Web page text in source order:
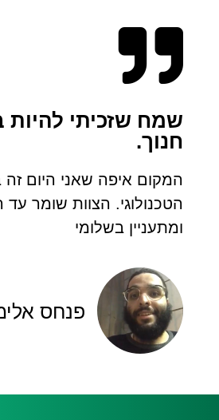
שמח שזכיתי
חנוך.
המקום איפה שאני היום זה
הטכנולוגי. הצוות שומר
ומתעניין בשלומי
פנחס